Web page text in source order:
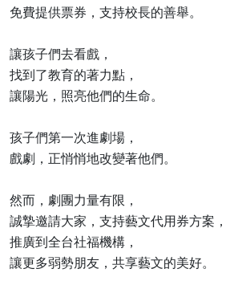
免費提供票券，支持校長的善舉。
讓孩子們去看戲，
找到了教育的著力點，
讓陽光，照亮他們的生命。
孩子們第一次進劇場，
戲劇，正悄悄地改變著他們。
然而，劇團力量有限，
誠摯邀請大家，支持藝文代用券方案，
推廣到全台社福機構，
讓更多弱勢朋友，共享藝文的美好。